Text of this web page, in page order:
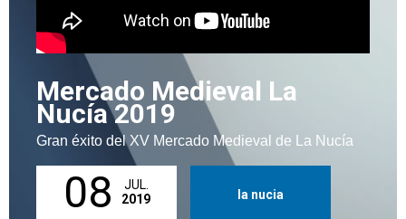
Mercado Medieval La
Nucía 2019
Gran éxito del XV Mercado Medieval de La Nucía
08
JUL.
2019
la nucia